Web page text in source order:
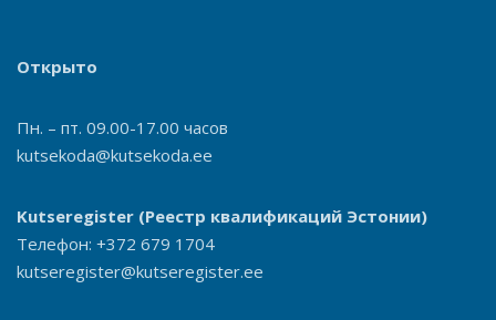
Открыто
Пн. – пт. 09.00-17.00 часов
kutsekoda@kutsekoda.ee
Kutseregister (Реестр квалификаций Эстонии)
Телефон: +372 679 1704
kutseregister@kutseregister.ee